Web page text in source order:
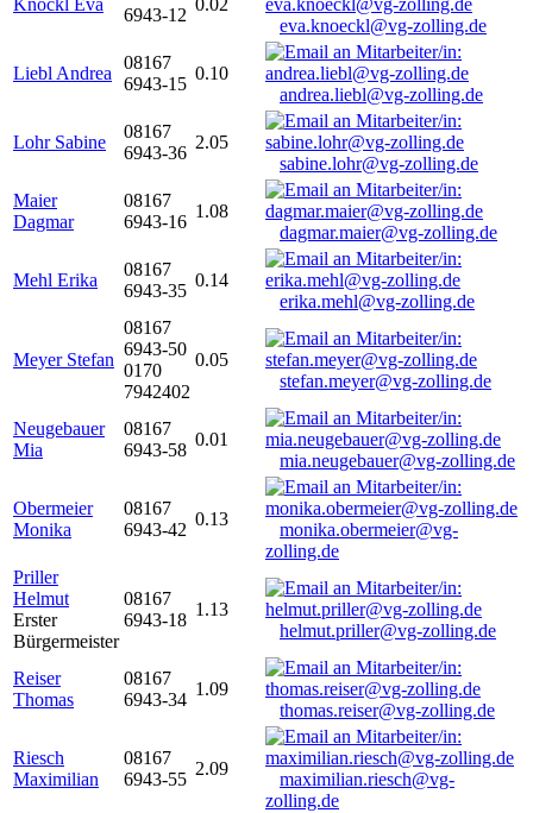
Knöckl Eva
6943-12
0.02
eva.knoeckl@vg-zolling.de
Liebl Andrea
08167
6943-15
0.10
andrea.liebl@vg-zolling.de
Lohr Sabine
08167
6943-36
2.05
sabine.lohr@vg-zolling.de
Maier
Dagmar
08167
6943-16
1.08
dagmar.maier@vg-zolling.de
Mehl Erika
08167
6943-35
0.14
erika.mehl@vg-zolling.de
Meyer Stefan
08167
6943-50
0170
7942402
0.05
stefan.meyer@vg-zolling.de
Neugebauer
Mia
08167
6943-58
0.01
mia.neugebauer@vg-zolling.de
Obermeier
Monika
08167
6943-42
0.13
monika.obermeier@vg-
zolling.de
Priller
Helmut
Erster
Bürgermeister
08167
6943-18
1.13
helmut.priller@vg-zolling.de
Reiser
Thomas
08167
6943-34
1.09
thomas.reiser@vg-zolling.de
Riesch
Maximilian
08167
6943-55
2.09
maximilian.riesch@vg-
zolling.de